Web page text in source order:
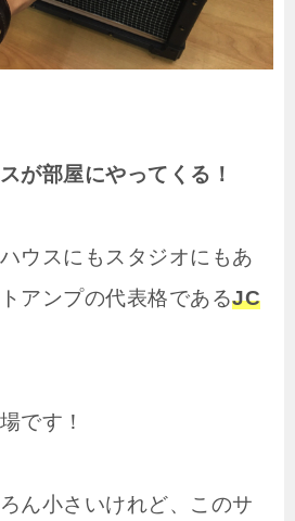
が部屋にやってくる！
ウスにもスタジオにもあ
アンプの代表格であるJC
です！
ん小さいけれど、このサ